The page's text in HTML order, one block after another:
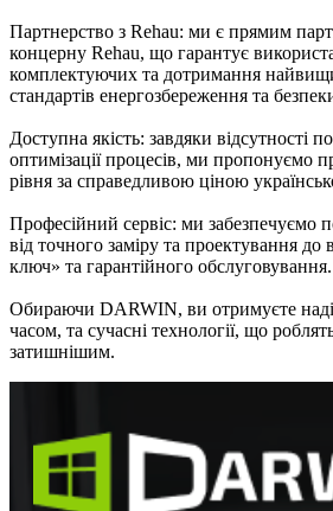
Партнерство з Rehau: ми є прямим
концерну Rehau, що гарантує
комплектуючих та дотримання
стандартів енергозбереження та
Доступна якість: завдяки відсутності
оптимізації процесів, ми пропонуємо
рівня за справедливою ціною
Професійний сервіс: ми забезпечуємо
від точного заміру та проектування до
ключ» та гарантійного обслуговування.
Обираючи DARWIN, ви отримуєте
часом, та сучасні технології, що
затишнішим.